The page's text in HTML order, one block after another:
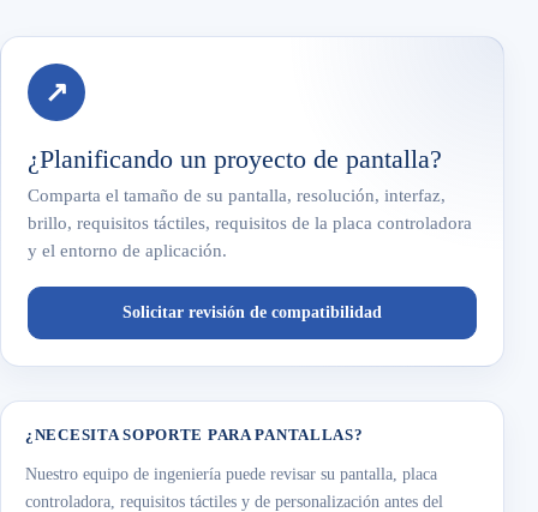
↗
¿Planificando un proyecto de pantalla?
Comparta el tamaño de su pantalla, resolución, interfaz,
brillo, requisitos táctiles, requisitos de la placa controladora
y el entorno de aplicación.
Solicitar revisión de compatibilidad
¿NECESITA SOPORTE PARA PANTALLAS?
Nuestro equipo de ingeniería puede revisar su pantalla, placa
controladora, requisitos táctiles y de personalización antes del